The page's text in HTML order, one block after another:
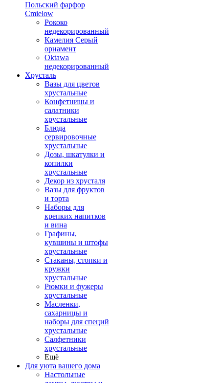
Польский фарфор
Сmielow
Рококо
недекорированный
Камелия Серый
орнамент
Oktawa
недекорированный
Хрусталь
Вазы для цветов
хрустальные
Конфетницы и
салатники
хрустальные
Блюда
сервировочные
хрустальные
Дозы, шкатулки и
копилки
хрустальные
Декор из хрусталя
Вазы для фруктов
и торта
Наборы для
крепких напитков
и вина
Графины,
кувшины и штофы
хрустальные
Стаканы, стопки и
кружки
хрустальные
Рюмки и фужеры
хрустальные
Масленки,
сахарницы и
наборы для специй
хрустальные
Салфетники
хрустальные
Ещё
Для уюта вашего дома
Настольные